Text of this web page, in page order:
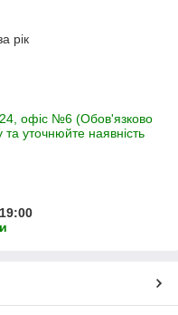
рік
офіс №6 (Обов'язково
та уточнюйте наявність